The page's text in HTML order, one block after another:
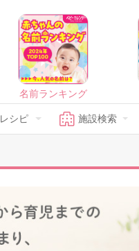
名前ランキング
レシピ 施設検索